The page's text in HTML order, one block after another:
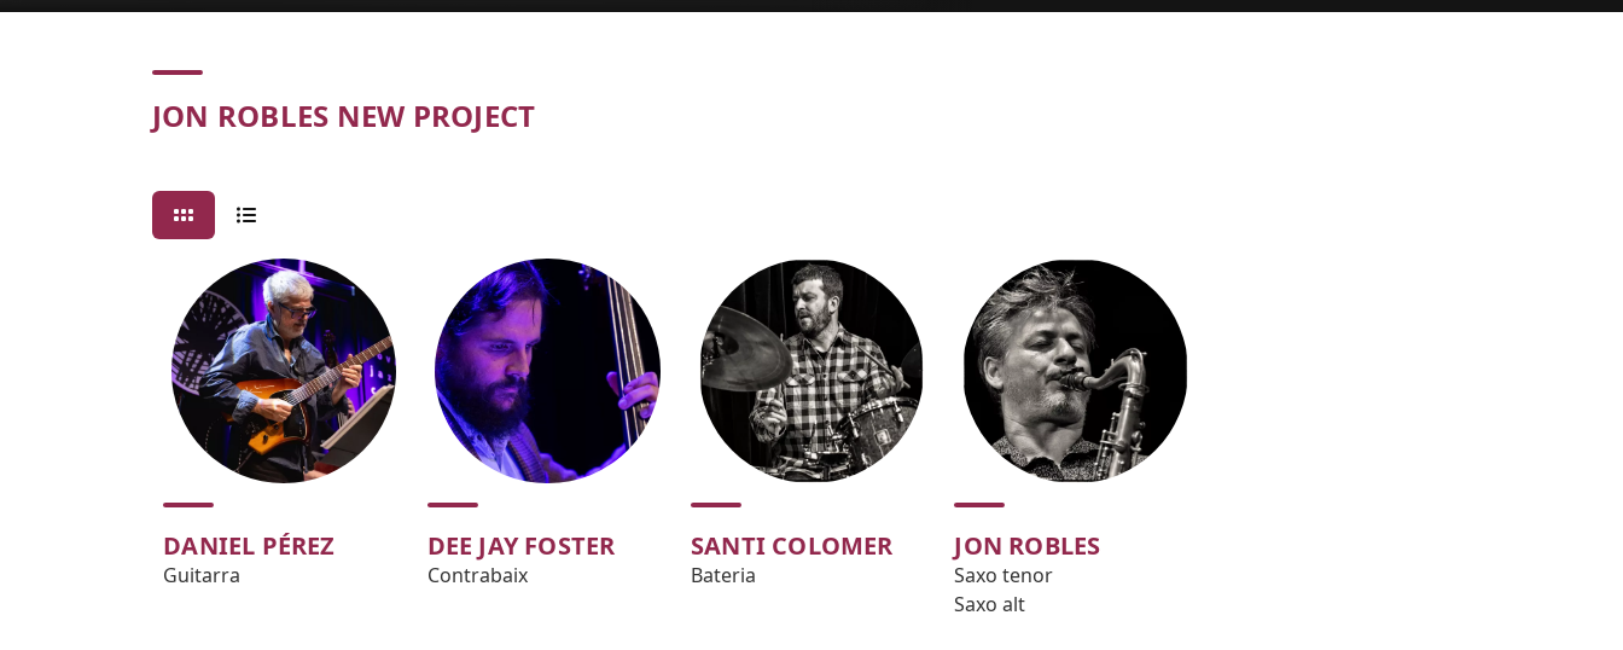
Concert
JON ROBLES NEW PROJECT
DANIEL PÉREZ
Guitarra
DEE JAY FOSTER
Contrabaix
SANTI COLOMER
Bateria
JON ROBLES
Saxo tenor
Saxo alt